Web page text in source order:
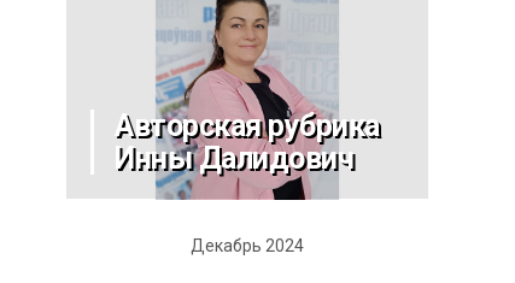
Авторская рубрика
Инны Далидович
Декабрь 2024